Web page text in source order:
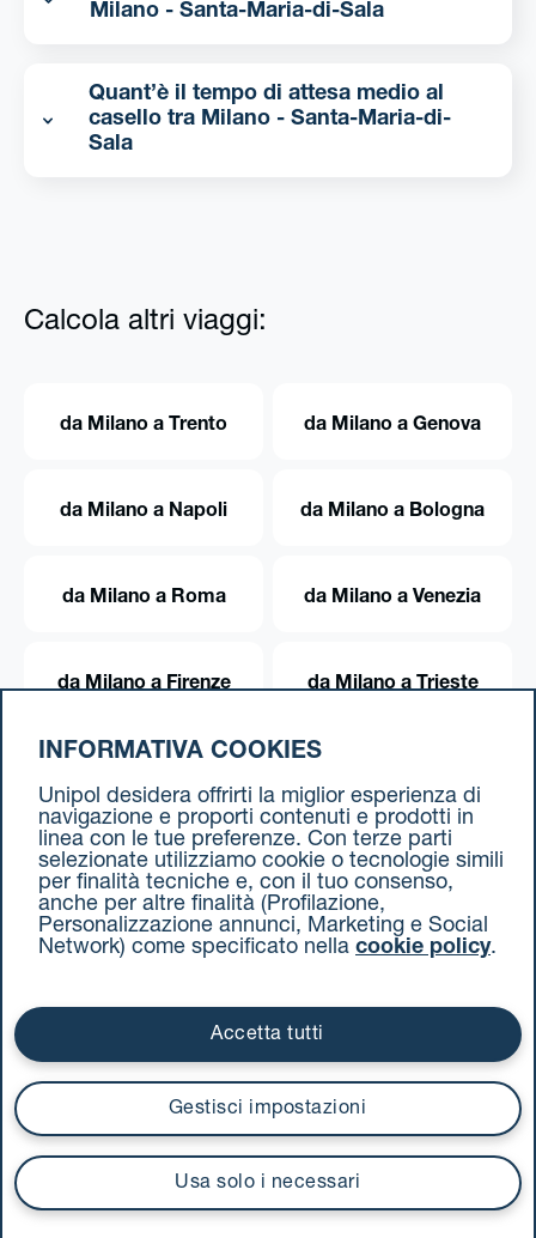
Milano - Santa-Maria-di-Sala
Quant’è il tempo di attesa medio al
casello tra Milano - Santa-Maria-di-
Sala
Calcola altri viaggi:
da Milano a Trento da Milano a Genova
da Milano a Napoli da Milano a Bologna
da Milano a Roma da Milano a Venezia
da Milano a Firenze da Milano a Trieste
Documenti contrattuali
Via Stalingrado 37 - 40128 Bologna
Tel 051 5077111 - Fax 051 375349
unipolmove@pec.unipol.it
C.F. 03506831209 e P. IVA 03740811207 R.E.A. 524585
UnipolTech S.p.A.
I prezzi si intendono compresi di IVA
INFORMATIVA COOKIES
Unipol desidera offrirti la miglior esperienza di
navigazione e proporti contenuti e prodotti in
linea con le tue preferenze. Con terze parti
selezionate utilizziamo cookie o tecnologie simili
per finalità tecniche e, con il tuo consenso,
anche per altre finalità (Profilazione,
Personalizzazione annunci, Marketing e Social
Network) come specificato nella cookie policy.
Usa solo i necessari
Gestisci impostazioni
Accetta tutti